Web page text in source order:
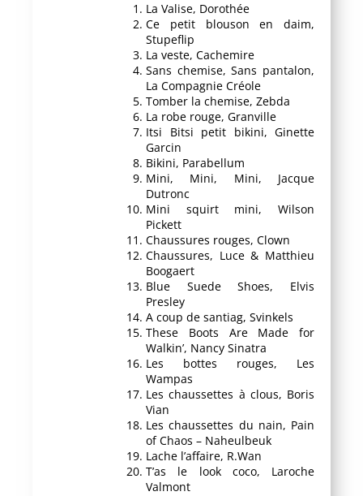
La Valise, Dorothée
Ce petit blouson en daim,
Stupeflip
La veste, Cachemire
Sans chemise, Sans pantalon,
La Compagnie Créole
Tomber la chemise, Zebda
La robe rouge, Granville
Itsi Bitsi petit bikini, Ginette
Garcin
Bikini, Parabellum
Mini, Mini, Mini, Jacque
Dutronc
Mini squirt mini, Wilson
Pickett
Chaussures rouges, Clown
Chaussures, Luce & Matthieu
Boogaert
Blue Suede Shoes, Elvis
Presley
A coup de santiag, Svinkels
These Boots Are Made for
Walkin’, Nancy Sinatra
Les bottes rouges, Les
Wampas
Les chaussettes à clous, Boris
Vian
Les chaussettes du nain, Pain
of Chaos – Naheulbeuk
Lache l’affaire, R.Wan
T’as le look coco, Laroche
Valmont